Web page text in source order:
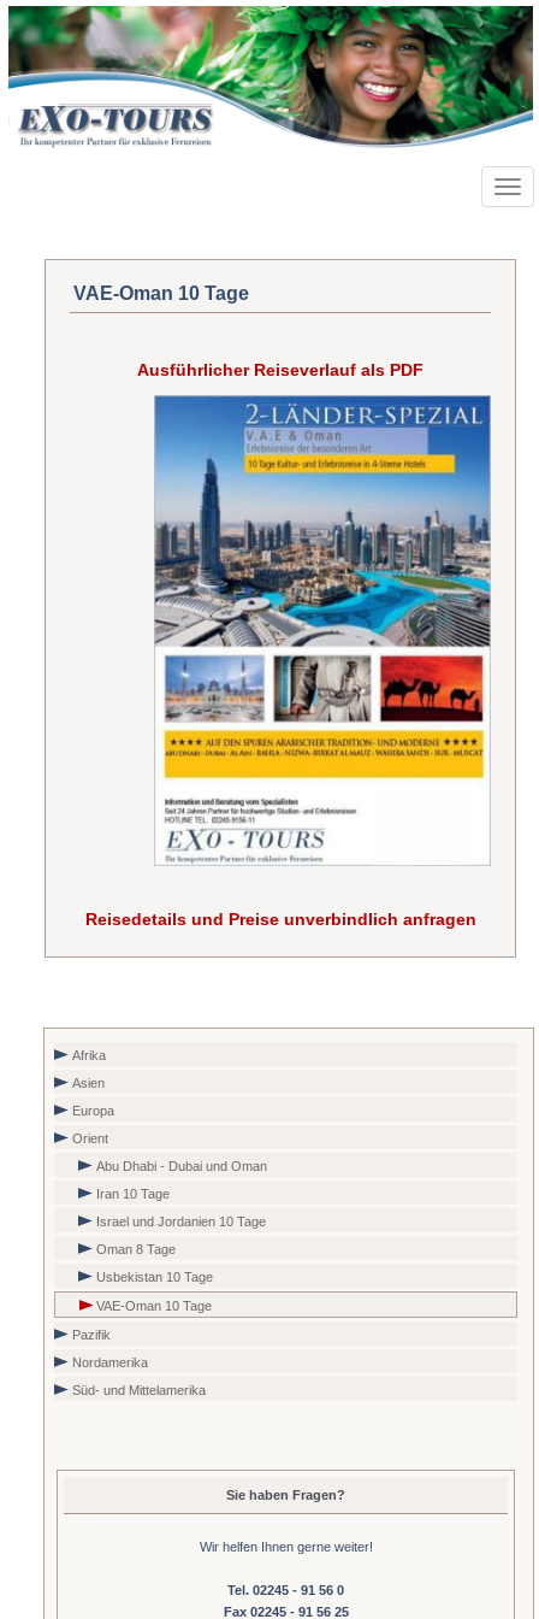
VAE-Oman 10 Tage
Ausführlicher Reiseverlauf als PDF
Reisedetails und Preise unverbindlich anfragen
Afrika
Asien
Europa
Orient
Abu Dhabi - Dubai und Oman
Iran 10 Tage
Israel und Jordanien 10 Tage
Oman 8 Tage
Usbekistan 10 Tage
VAE-Oman 10 Tage
Pazifik
Nordamerika
Süd- und Mittelamerika
Sie haben Fragen?
Wir helfen Ihnen gerne weiter!
Tel. 02245 - 91 56 0
Fax 02245 - 91 56 25